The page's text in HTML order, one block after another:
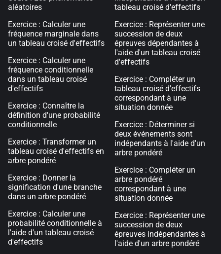
aléatoires
Exercice : Calculer une
fréquence marginale dans
un tableau croisé d'effectifs
Exercice : Calculer une
fréquence conditionnelle
dans un tableau croisé
d'effectifs
Exercice : Connaître la
définition d'une probabilité
conditionnelle
Exercice : Transformer un
tableau croisé d'effectifs en
arbre pondéré
Exercice : Donner la
signification d'une branche
dans un arbre pondéré
Exercice : Calculer une
probabilité conditionnelle à
l'aide d'un tableau croisé
d'effectifs
tableau croisé d'effectifs
Exercice : Représenter une
succession de deux
épreuves dépendantes à
l'aide d'un tableau croisé
d'effectifs
Exercice : Compléter un
tableau croisé d'effectifs
correspondant à une
situation donnée
Exercice : Déterminer si
deux événements sont
indépendants à l'aide d'un
arbre pondéré
Exercice : Compléter un
arbre pondéré
correspondant à une
situation donnée
Exercice : Représenter une
succession de deux
épreuves indépendantes à
l'aide d'un arbre pondéré